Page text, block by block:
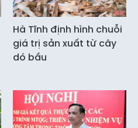
Hà Tĩnh định hình chuỗi
giá trị sản xuất từ cây
dó bầu